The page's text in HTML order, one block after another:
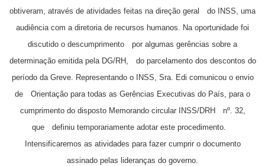
obtiveram, através de atividades feitas na direção geral do INSS, uma
audiência com a diretoria de recursos humanos. Na oportunidade foi
discutido o descumprimento por algumas gerências sobre a
determinação emitida pela DG/RH, do parcelamento dos descontos do
período da Greve. Representando o INSS, Sra. Edi comunicou o envio
de Orientação para todas as Gerências Executivas do País, para o
cumprimento do disposto Memorando circular INSS/DRH nº. 32,
que definiu temporariamente adotar este procedimento.
Intensificaremos as atividades para fazer cumprir o documento
assinado pelas lideranças do governo.